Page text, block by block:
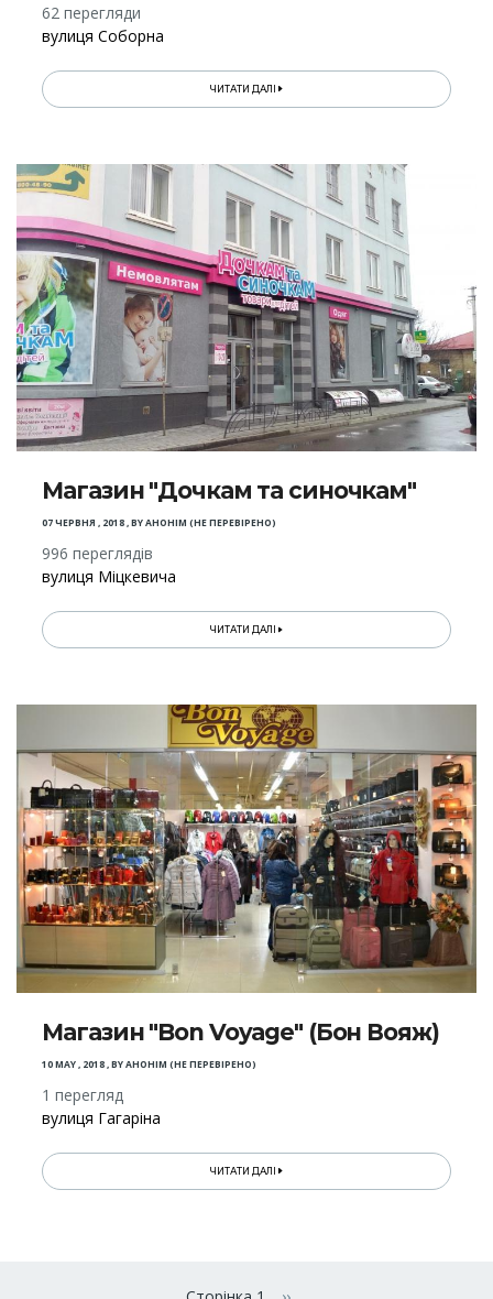
62 перегляди
вулиця Соборна
ЧИТАТИ ДАЛІ
Магазин "Дочкам та синочкам"
07 ЧЕРВНЯ , 2018,BYАНОНІМ (НЕ ПЕРЕВІРЕНО)
996 переглядів
вулиця Міцкевича
ЧИТАТИ ДАЛІ
Магазин "Bon Voyage" (Бон Вояж)
10 MAY , 2018,BYАНОНІМ (НЕ ПЕРЕВІРЕНО)
1 перегляд
вулиця Гагаріна
ЧИТАТИ ДАЛІ